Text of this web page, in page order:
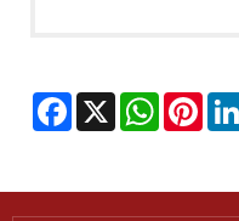
Facebook
X WhatsApp